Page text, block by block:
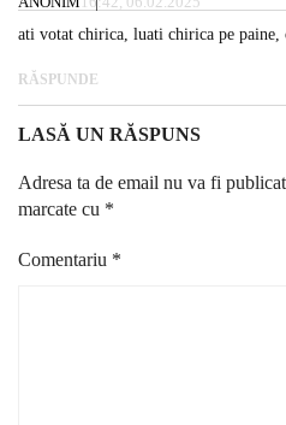
ati votat chirica, luati chirica pe paine,
RĂSPUNDE
LASĂ UN RĂSPUNS
Adresa ta de email nu va fi
marcate cu *
Comentariu *